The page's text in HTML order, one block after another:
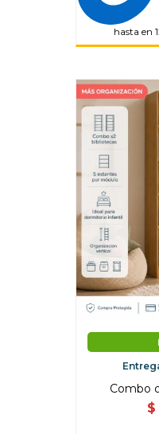
hasta en
Combo
$